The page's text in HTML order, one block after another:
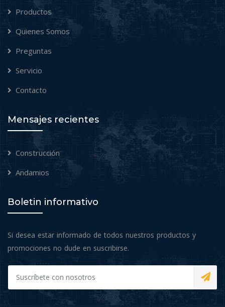
Productos
Quienes Somos
Preguntas
Servicio
Contacto
Mensajes recientes
Construcción
Andamios
Boletin informativo
Si desea estar informado de todos nuestros productos y
promociones no dude en suscribirse.